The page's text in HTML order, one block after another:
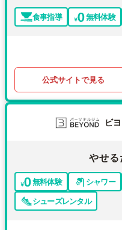
食事指導 無料体験
公式サイトで見る
ビ
やせる
無料体験 シャワー
シューズレンタル